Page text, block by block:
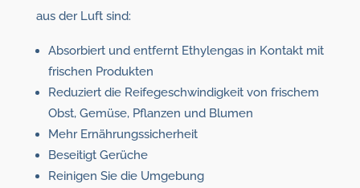
aus der Luft sind:
Absorbiert und entfernt Ethylengas in Kontakt mit
frischen Produkten
Reduziert die Reifegeschwindigkeit von frischem
Obst, Gemüse, Pflanzen und Blumen
Mehr Ernährungssicherheit
Beseitigt Gerüche
Reinigen Sie die Umgebung